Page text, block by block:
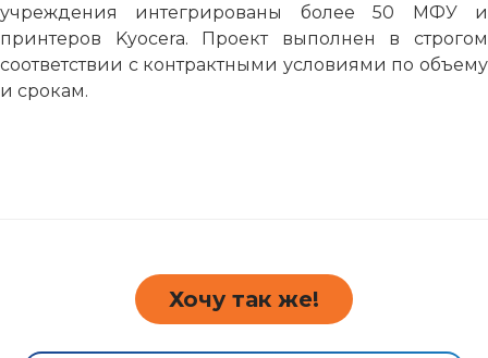
учреждения интегрированы более 50 МФУ и
принтеров Kyocera. Проект выполнен в строгом
соответствии с контрактными условиями по объему
и срокам.
Хочу так же!